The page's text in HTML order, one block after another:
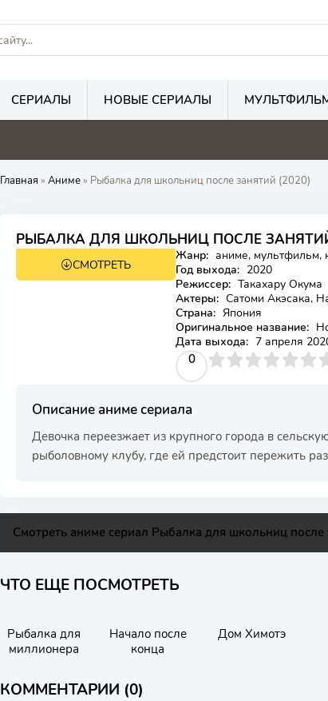
СЕРИАЛЫ НОВЫЕ СЕРИАЛЫ
Главная » Аниме» Рыбалка для школьниц после занятий (2020)
РЫБАЛКА ДЛЯ ШКОЛЬНИЦ ПОСЛЕ
7.3 7.2
СМОТРЕТЬ
Жанр: аниме, мультфильм,
Год выхода: 2020
Режиссер: Такахару Окума
Актеры: Сатоми Акэсака,
Страна: Япония
Оригинальное название:
Дата выхода: 7 апреля
0
4 5 6 7 8 9 10
Описание аниме сериала
Девочка переезжает из крупного города в
рыболовному клубу, где ей предстоит пережить
Смотреть аниме сериал Рыбалка для школьниц
ЧТО ЕЩЕ ПОСМОТРЕТЬ
Рыбалка для
миллионера
Начало после
конца
Дом Химотэ
КОММЕНТАРИИ (0)